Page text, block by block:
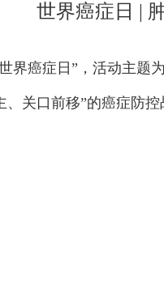
世界癌症日 |
癌症日”，活动主题
关口前移”的癌症防